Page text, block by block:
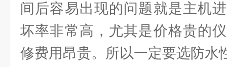
间后容易出现的问题就是主机
坏率非常高，尤其是价格贵的
修费用昂贵。所以一定要选防水